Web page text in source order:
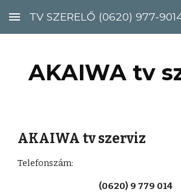
Skip to main content
AKAIWA tv
AKAIWA tv szerviz
Telefonszám:
(0620) 9 779 014